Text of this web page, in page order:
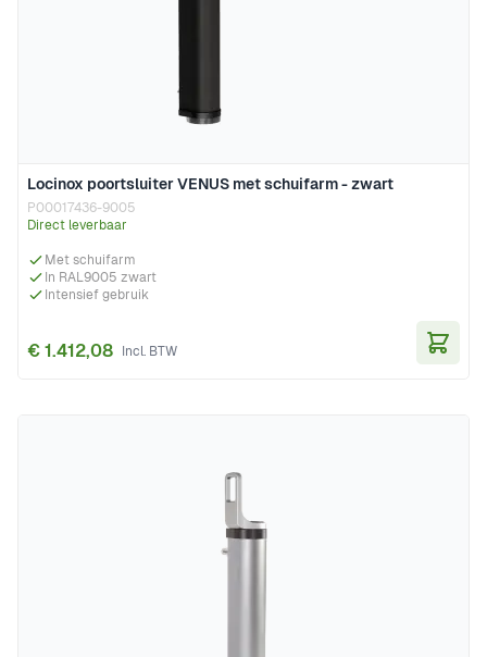
Locinox poortsluiter VENUS met schuifarm - zwart
P00017436-9005
Direct leverbaar
Met schuifarm
In RAL9005 zwart
Intensief gebruik
€ 1.412,08